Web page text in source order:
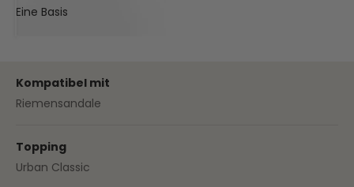
Eine Basis
Deine Sandale
Kompatibel mit
Riemensandale
Topping
Urban Classic